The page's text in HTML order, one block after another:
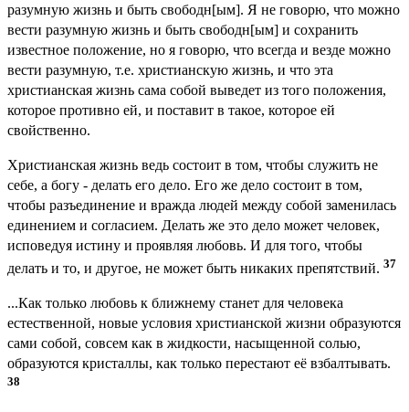
разумную жизнь и быть свободн[ым]. Я не говорю, что можно
вести разумную жизнь и быть свободн[ым] и сохранить
известное положение, но я говорю, что всегда и везде можно
вести разумную, т.е. христианскую жизнь, и что эта
христианская жизнь сама собой выведет из того положения,
которое противно ей, и поставит в такое, которое ей
свойственно.
Христианская жизнь ведь состоит в том, чтобы служить не
себе, а богу - делать его дело. Его же дело состоит в том,
чтобы разъединение и вражда людей между собой заменилась
единением и согласием. Делать же это дело может человек,
исповедуя истину и проявляя любовь. И для того, чтобы
делать и то, и другое, не может быть никаких препятствий. 37
...Как только любовь к ближнему станет для человека
естественной, новые условия христианской жизни образуются
сами собой, совсем как в жидкости, насыщенной солью,
образуются кристаллы, как только перестают её взбалтывать.
38